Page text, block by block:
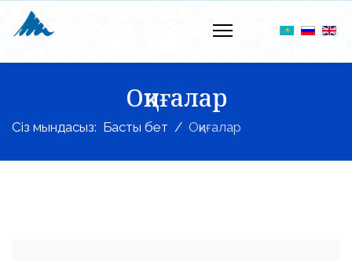
Оқиғалар
Сіз мындасыз: Басты бет Оқиғалар